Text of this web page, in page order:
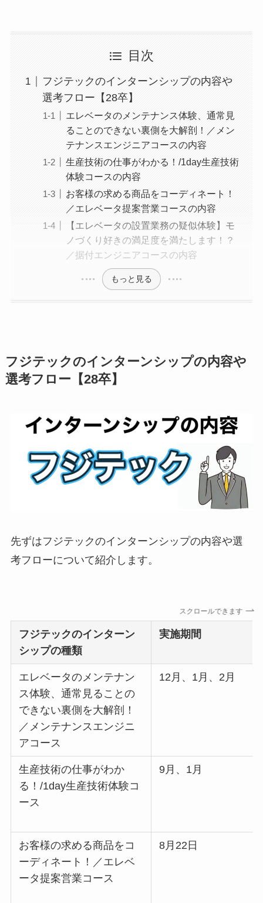
目次
フジテックのインターンシップの内容や
選考フロー【28卒】
エレベータのメンテナンス体験、通常見
ることのできない裏側を大解剖！／メン
テナンスエンジニアコースの内容
生産技術の仕事がわかる！/1day生産技術
体験コースの内容
お客様の求める商品をコーディネート！
／エレベータ提案営業コースの内容
【エレベータの設置業務の疑似体験】モ
ノづくり好きの満足度を満たします！？
／据付エンジニアコースの内容
もっと見る
フジテックのインターンシップの内容や
選考フロー【28卒】
先ずはフジテックのインターンシップの内容や選
考フローについて紹介します。
スクロールできます
フジテックのインターン
シップの種類
実施期間
エレベータのメンテナン
ス体験、通常見ることの
できない裏側を大解剖！
／メンテナンスエンジニ
アコース
12月、1月、2月
生産技術の仕事がわか
る！/1day生産技術体験コ
ース
9月、1月
お客様の求める商品をコ
ーディネート！／エレベ
ータ提案営業コース
8月22日